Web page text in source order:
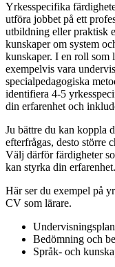
Yrkesspecifika
utföra jobbet på ett
utbildning eller praktisk
kunskaper om system
kunskaper. I en roll som
exempelvis vara
specialpedagogiska
identifiera 4-5
din erfarenhet och
Ju bättre du kan koppla
efterfrågas, desto större
Välj därför färdigheter
kan styrka din erfarenhet.
Här ser du exempel på
CV som lärare.
Bedömning och
Språk- och